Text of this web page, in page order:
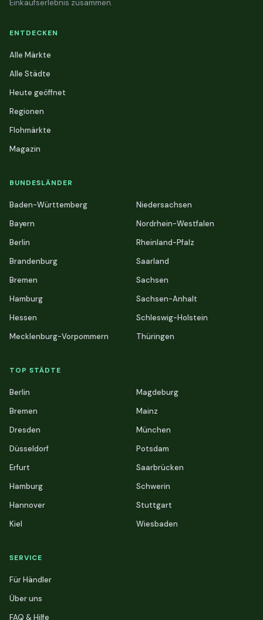
Einkaufserlebnis zusammen.
ENTDECKEN
Alle Märkte
Alle Städte
Heute geöffnet
Regionen
Flohmärkte
Magazin
BUNDESLÄNDER
Baden-Württemberg
Bayern
Berlin
Brandenburg
Bremen
Hamburg
Hessen
Mecklenburg-Vorpommern
Niedersachsen
Nordrhein-Westfalen
Rheinland-Pfalz
Saarland
Sachsen
Sachsen-Anhalt
Schleswig-Holstein
Thüringen
TOP STÄDTE
Berlin
Bremen
Dresden
Düsseldorf
Erfurt
Hamburg
Hannover
Kiel
Magdeburg
Mainz
München
Potsdam
Saarbrücken
Schwerin
Stuttgart
Wiesbaden
SERVICE
Für Händler
Über uns
FAQ & Hilfe